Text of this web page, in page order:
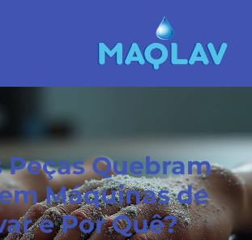
Peças Quebram
Máquinas de
e Por Quê?